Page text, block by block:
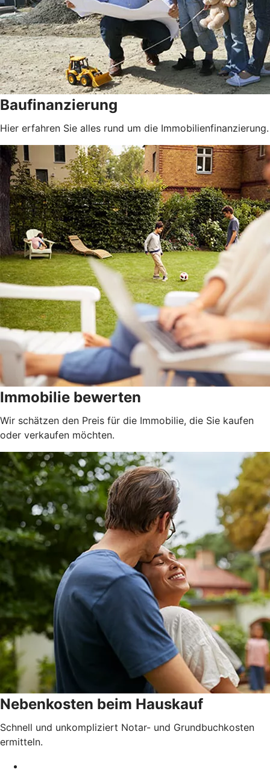
Baufinanzierung
Hier erfahren Sie alles rund um die Immobilienfinanzierung.
Immobilie bewerten
Wir schätzen den Preis für die Immobilie, die Sie kaufen
oder verkaufen möchten.
Nebenkosten beim Hauskauf
Schnell und unkompliziert Notar- und Grundbuchkosten
ermitteln.